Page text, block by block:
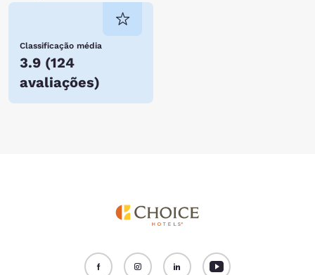
Classificação média
3.9 (124
avaliações)